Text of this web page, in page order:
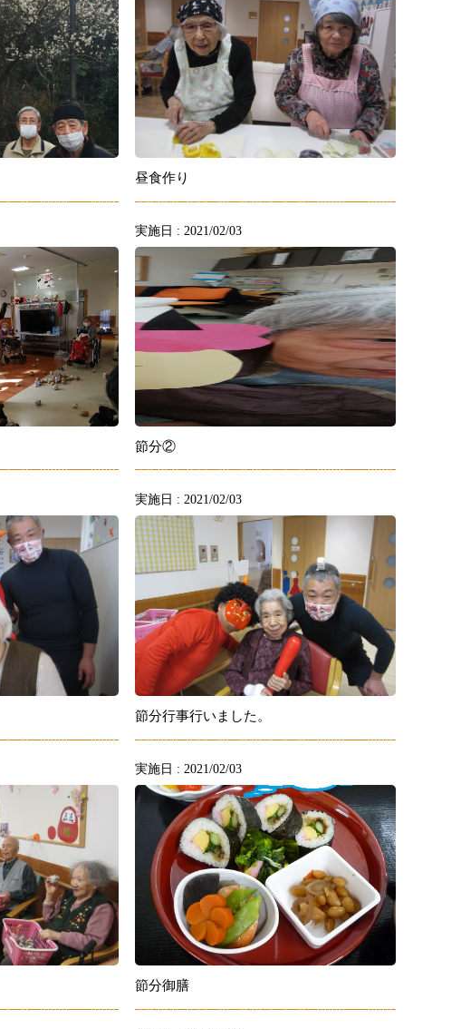
昼食作り
実施日 : 2021/02/03
節分②
実施日 : 2021/02/03
節分行事行いました。
実施日 : 2021/02/03
節分御膳